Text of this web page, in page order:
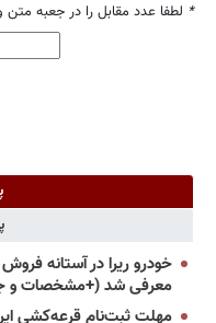
* لطفا عدد مقابل را در جعبه متن
خودرو ریرا در آستانه
معرفی شد (+مشخصات و
مهلت ثبت‌نام قرعه‌کشی